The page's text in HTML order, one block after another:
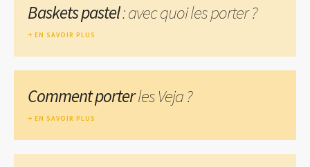
Baskets pastel: avec quoi les porter ?
EN SAVOIR PLUS
Comment porterles Veja ?
EN SAVOIR PLUS